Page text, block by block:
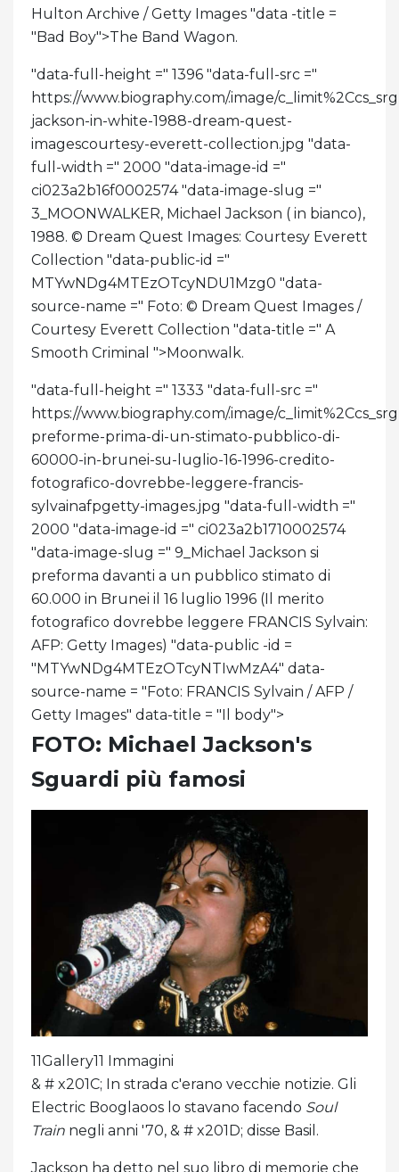
Hulton Archive / Getty Images "data -title =
"Bad Boy">The Band Wagon.
"data-full-height =" 1396 "data-full-src ="
https://www.biography.com/.image/
jackson-in-white-1988-dream-quest-
imagescourtesy-everett-collection.jpg "data-
full-width =" 2000 "data-image-id ="
ci023a2b16f0002574 "data-image-slug ="
3_MOONWALKER, Michael Jackson ( in bianco),
1988. © Dream Quest Images: Courtesy Everett
Collection "data-public-id ="
MTYwNDg4MTEzOTcyNDU1Mzg0 "data-
source-name =" Foto: © Dream Quest Images /
Courtesy Everett Collection "data-title =" A
Smooth Criminal ">Moonwalk.
"data-full-height =" 1333 "data-full-src ="
https://www.biography.com/.image/
preforme-prima-di-un-stimato-pubblico-di-
60000-in-brunei-su-luglio-16-1996-credito-
fotografico-dovrebbe-leggere-francis-
sylvainafpgetty-images.jpg "data-full-width ="
2000 "data-image-id =" ci023a2b1710002574
"data-image-slug =" 9_Michael Jackson si
preforma davanti a un pubblico stimato di
60.000 in Brunei il 16 luglio 1996 (Il merito
fotografico dovrebbe leggere FRANCIS Sylvain:
AFP: Getty Images) "data-public -id =
"MTYwNDg4MTEzOTcyNTIwMzA4" data-
source-name = "Foto: FRANCIS Sylvain / AFP /
Getty Images" data-title = "Il body">
FOTO: Michael Jackson's
Sguardi più famosi
11Gallery11 Immagini
& # x201C; In strada c'erano vecchie notizie. Gli
Electric Booglaoos lo stavano facendo Soul
Train negli anni '70, & # x201D; disse Basil.
Jackson ha detto nel suo libro di memorie che